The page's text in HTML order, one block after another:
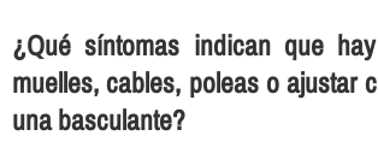
¿Qué síntomas indican que
muelles, cables, poleas o ajustar
una basculante?